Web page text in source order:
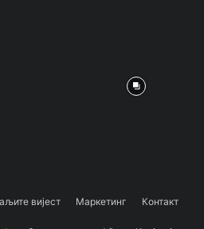
вијест Маркетинг Контакт